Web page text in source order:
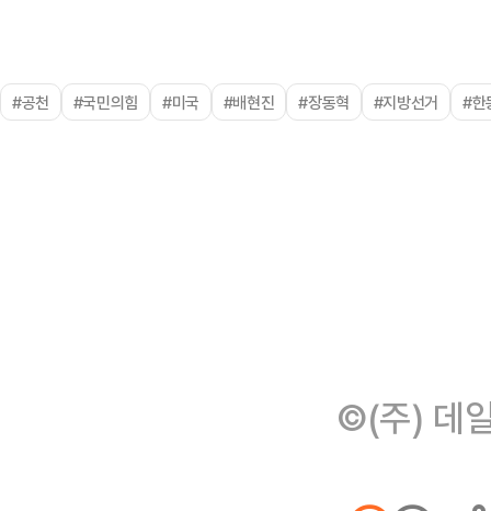
#공천 #국민의힘 #미국 #배현진 #장동혁 #지방선거 #한
©(주) 데